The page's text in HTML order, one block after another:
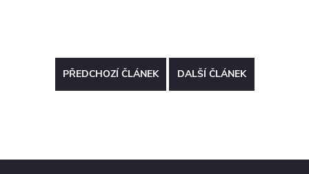
PŘEDCHOZÍ ČLÁNEK DALŠÍ ČLÁNEK